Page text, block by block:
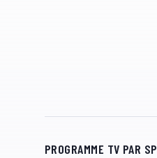
PROGRAMME TV PAR